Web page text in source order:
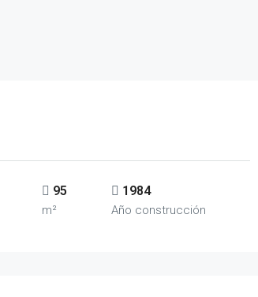
95
m²
1984
Año construcción